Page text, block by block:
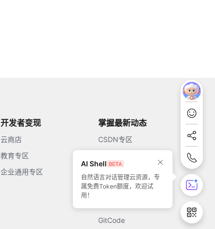
开发者变现
云商店
教育专区
企业通用专区
掌握最新动态
CSDN专区
51CTO
GitCode
AI Shell
自然语言对话管理云资源，专
属免费Token额度，欢迎试
用！